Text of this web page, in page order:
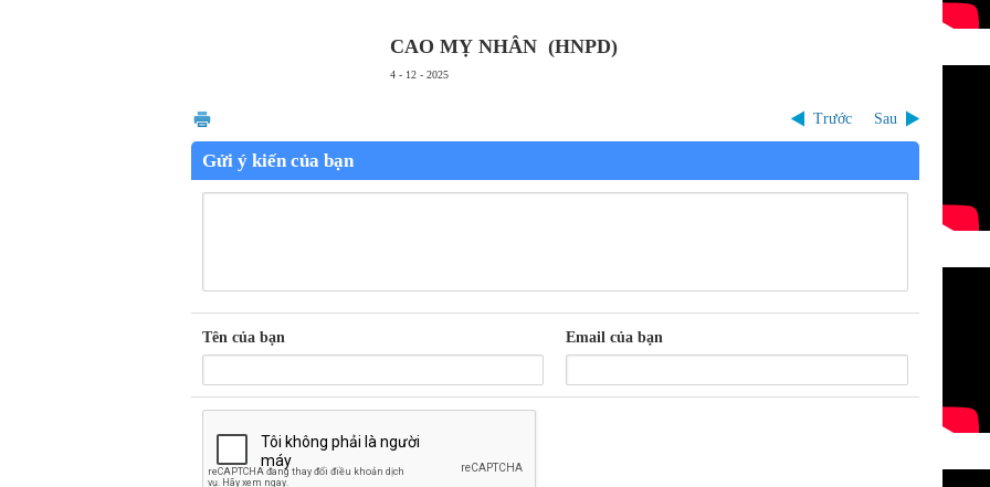
CAO MỴ NHÂN (HNPD)
4 - 12 - 2025
Trước Sau
Gửi ý kiến của bạn
Tên của bạn Email của bạn